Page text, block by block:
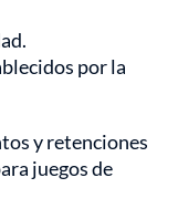
por la
y retenciones
juegos de